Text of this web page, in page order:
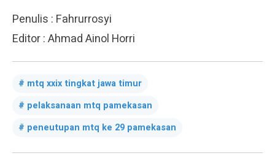
Penulis : Fahrurrosyi
Editor : Ahmad Ainol Horri
mtq xxix tingkat jawa timur
pelaksanaan mtq pamekasan
peneutupan mtq ke 29 pamekasan